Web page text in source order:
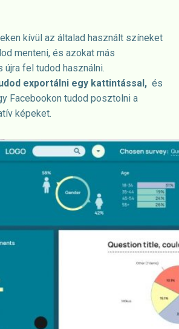
kívül az általad használt színeket
menteni, és azokat más
fel tudod használni.
exportálni egy kattintással, és
Facebookon tudod posztolni a
képeket.